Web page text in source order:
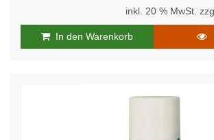
inkl. 20 % MwSt.
In den Warenkorb